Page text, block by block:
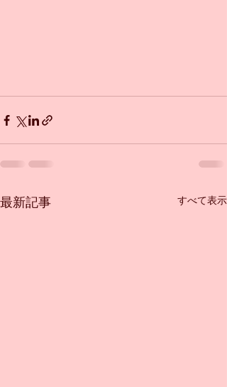
最新記事 すべて表示